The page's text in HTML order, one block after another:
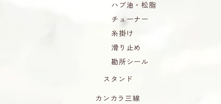
ハブ油・松脂
チューナー
糸掛け
滑り止め
勘所シール
スタンド
カンカラ三線